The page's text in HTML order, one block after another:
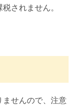
されません。
せんので、注意